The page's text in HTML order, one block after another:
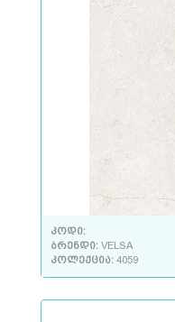
კოდი:
ბრენდი: VELSA
კოლექცია: 4059